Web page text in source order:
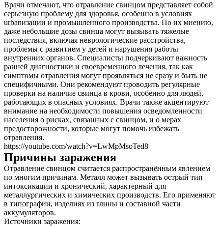
Врачи отмечают, что отравление свинцом представляет собой
серьезную проблему для здоровья, особенно в условиях
urbanизации и промышленного производства. По их мнению,
даже небольшие дозы свинца могут вызывать тяжелые
последствия, включая неврологические расстройства,
проблемы с развитием у детей и нарушения работы
внутренних органов. Специалисты подчеркивают важность
ранней диагностики и своевременного лечения, так как
симптомы отравления могут проявляться не сразу и быть не
специфичными. Они рекомендуют проводить регулярные
проверки на наличие свинца в крови, особенно для людей,
работающих в опасных условиях. Врачи также акцентируют
внимание на необходимости повышения осведомленности
населения о рисках, связанных с свинцом, и о мерах
предосторожности, которые могут помочь избежать
отравления.
https://youtube.com/watch?v=LwMpMsoTed8
Причины заражения
Отравление свинцом считается распространённым явлением
по многим причинам. Металл может вызывать острый тип
интоксикации и хронический, характерный для
металлургических и химических производств. Его применяют
в типографии, изделиях из глины и составной части
аккумуляторов.
Источники заражения: